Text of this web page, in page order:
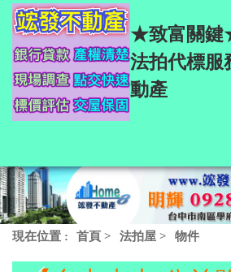
★致富關鍵
法拍代標服
動產
現在位置 : 首頁 > 法拍屋 > 物件